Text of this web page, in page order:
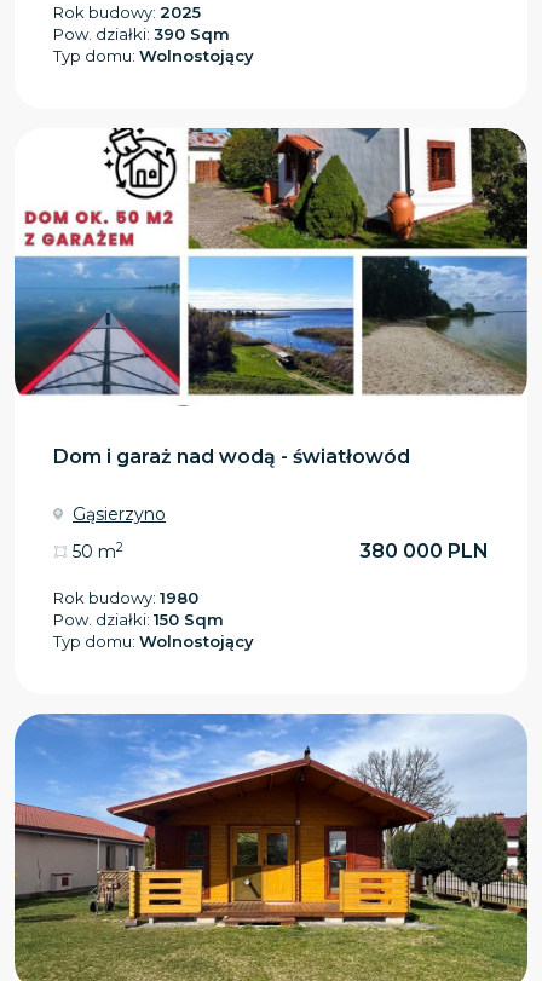
Rok budowy: 2025
Pow. działki: 390 Sqm
Typ domu: Wolnostojący
Dom i garaż nad wodą - światłowód
Gąsierzyno
50 m2 380 000 PLN
Rok budowy: 1980
Pow. działki: 150 Sqm
Typ domu: Wolnostojący